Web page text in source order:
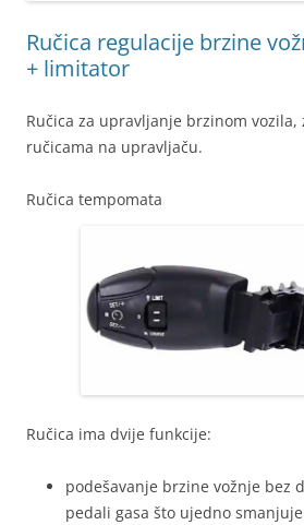
Ručica regulacije brzine
+ limitator
Ručica za upravljanje brzinom vozila,
ručicama na upravljaču.
Ručica tempomata
Ručica ima dvije funkcije:
podešavanje brzine vožnje bez
pedali gasa što ujedno